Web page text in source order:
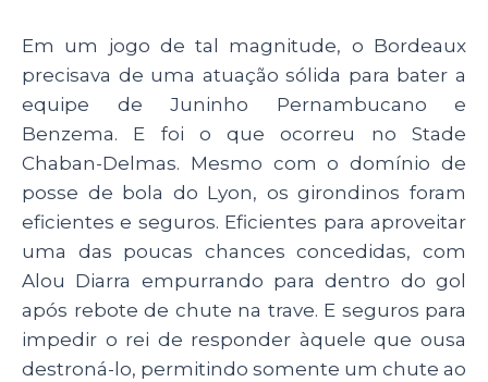
Em um jogo de tal magnitude, o Bordeaux
precisava de uma atuação sólida para bater a
equipe de Juninho Pernambucano e
Benzema. E foi o que ocorreu no Stade
Chaban-Delmas. Mesmo com o domínio de
posse de bola do Lyon, os girondinos foram
eficientes e seguros. Eficientes para aproveitar
uma das poucas chances concedidas, com
Alou Diarra empurrando para dentro do gol
após rebote de chute na trave. E seguros para
impedir o rei de responder àquele que ousa
destroná-lo, permitindo somente um chute ao